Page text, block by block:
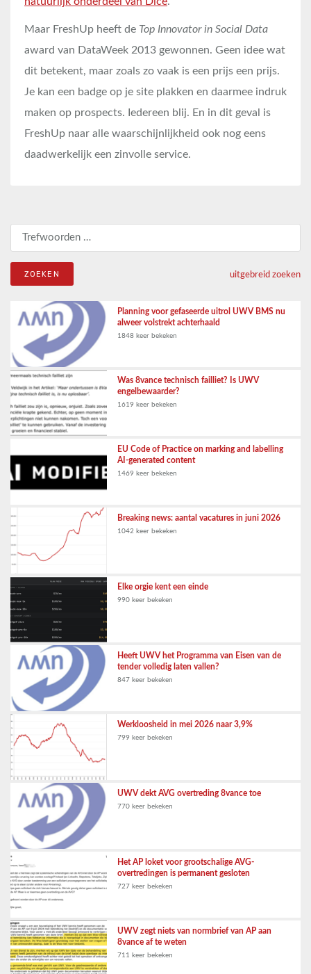
Maar FreshUp heeft de Top Innovator in Social Data
award van DataWeek 2013 gewonnen. Geen idee wat
dit betekent, maar zoals zo vaak is een prijs een prijs.
Je kan een badge op je site plakken en daarmee indruk
maken op prospects. Iedereen blij. En in dit geval is
FreshUp naar alle waarschijnlijkheid ook nog eens
daadwerkelijk een zinvolle service.
Zoeken naar:
uitgebreid zoeken
Planning voor gefaseerde uitrol UWV BMS nu
alweer volstrekt achterhaald
1848 keer bekeken
Was 8vance technisch failliet? Is UWV
engelbewaarder?
1619 keer bekeken
EU Code of Practice on marking and labelling
AI-generated content
1469 keer bekeken
Breaking news: aantal vacatures in juni 2026
1042 keer bekeken
Elke orgie kent een einde
990 keer bekeken
Heeft UWV het Programma van Eisen van de
tender volledig laten vallen?
847 keer bekeken
Werkloosheid in mei 2026 naar 3,9%
799 keer bekeken
UWV dekt AVG overtreding 8vance toe
770 keer bekeken
Het AP loket voor grootschalige AVG-
overtredingen is permanent gesloten
727 keer bekeken
UWV zegt niets van normbrief van AP aan
8vance af te weten
711 keer bekeken